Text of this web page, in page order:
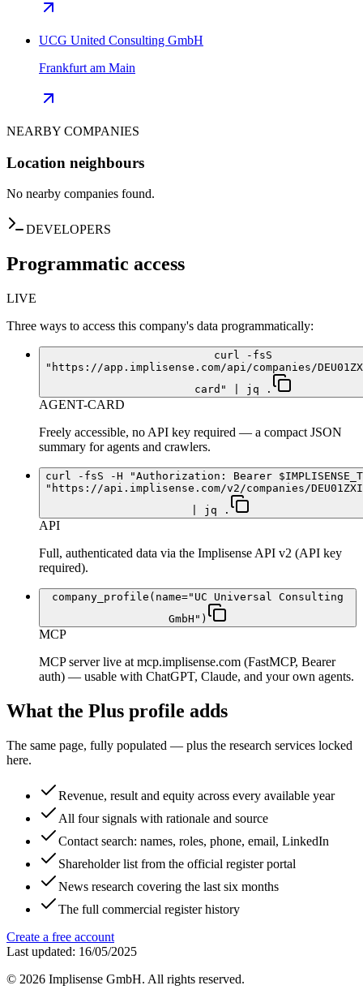
UCG United Consulting GmbH
Frankfurt am Main
NEARBY COMPANIES
Location neighbours
No nearby companies found.
DEVELOPERS
Programmatic access
LIVE
Three ways to access this company's data programmatically:
curl -fsS
"https://app.implisense.com/api/companies/
card" | jq .
AGENT-CARD
Freely accessible, no API key required — a compact JSON
summary for agents and crawlers.
curl -fsS -H "Authorization: Bearer
"https://api.implisense.com/v2/companies/
| jq .
API
Full, authenticated data via the Implisense API v2 (API key
required).
company_profile(name="UC Universal Consulting
GmbH")
MCP
MCP server live at mcp.implisense.com (FastMCP, Bearer
auth) — usable with ChatGPT, Claude, and your own agents.
What the Plus profile adds
The same page, fully populated — plus the research services locked
here.
Revenue, result and equity across every available year
All four signals with rationale and source
Contact search: names, roles, phone, email, LinkedIn
Shareholder list from the official register portal
News research covering the last six months
The full commercial register history
Create a free account
Last updated: 16/05/2025
© 2026 Implisense GmbH. All rights reserved.